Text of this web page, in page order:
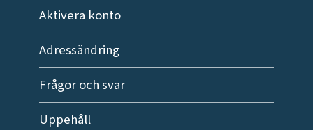
Aktivera konto
Adressändring
Frågor och svar
Uppehåll